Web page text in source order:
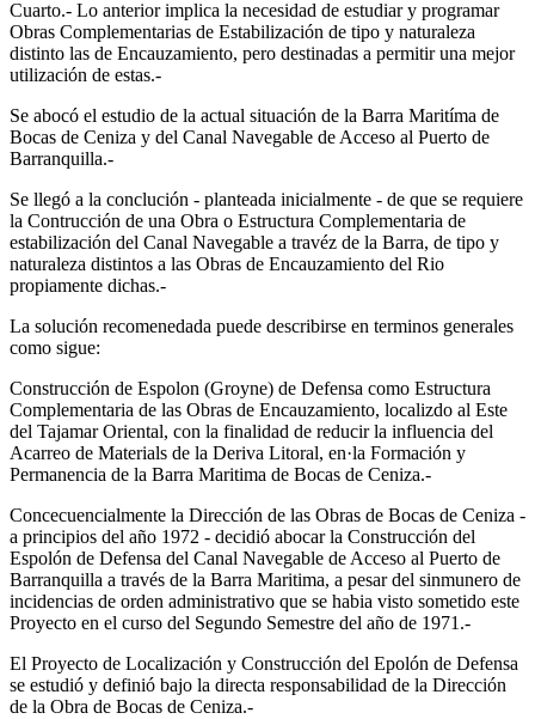
Cuarto.- Lo anterior implica la necesidad de estudiar y programar
Obras Complementarias de Estabilización de tipo y naturaleza
distinto las de Encauzamiento, pero destinadas a permitir una mejor
utilización de estas.-
Se abocó el estudio de la actual situación de la Barra Maritíma de
Bocas de Ceniza y del Canal Navegable de Acceso al Puerto de
Barranquilla.-
Se llegó a la conclución - planteada inicialmente - de que se requiere
la Contrucción de una Obra o Estructura Complementaria de
estabilización del Canal Navegable a travéz de la Barra, de tipo y
naturaleza distintos a las Obras de Encauzamiento del Rio
propiamente dichas.-
La solución recomenedada puede describirse en terminos generales
como sigue:
Construcción de Espolon (Groyne) de Defensa como Estructura
Complementaria de las Obras de Encauzamiento, localizdo al Este
del Tajamar Oriental, con la finalidad de reducir la influencia del
Acarreo de Materials de la Deriva Litoral, en·la Formación y
Permanencia de la Barra Maritima de Bocas de Ceniza.-
Concecuencialmente la Dirección de las Obras de Bocas de Ceniza -
a principios del año 1972 - decidió abocar la Construcción del
Espolón de Defensa del Canal Navegable de Acceso al Puerto de
Barranquilla a través de la Barra Maritima, a pesar del sinmunero de
incidencias de orden administrativo que se habia visto sometido este
Proyecto en el curso del Segundo Semestre del año de 1971.-
El Proyecto de Localización y Construcción del Epolón de Defensa
se estudió y definió bajo la directa responsabilidad de la Dirección
de la Obra de Bocas de Ceniza.-